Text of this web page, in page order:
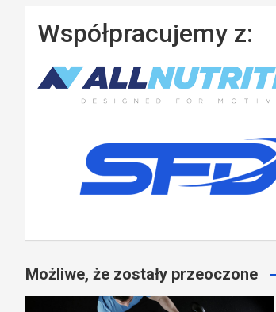
Współpracujemy z:
Możliwe, że zostały przeoczone